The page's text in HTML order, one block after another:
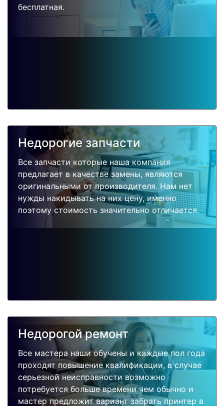
бесплатная.
Недорогие запчасти
Все запчасти которые наша компания
предлагает в качестве замены, являются
оригинальными от производителя. Нам нет
нужды накидывать на них цену, именно
поэтому стоимость значительно отличается.
Недорогой ремонт
Все мастера наши обучены и каждые пол года
проходят повышение квалификации, в случае
серьезной неисправности возможно
потребуется больше времени чем обычно и
мастер предложит вариант забрать принтер в